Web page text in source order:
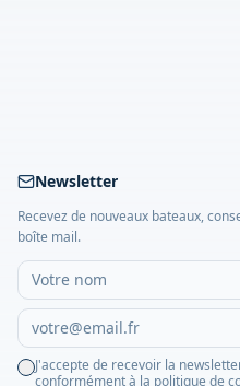
Newsletter
Recevez de nouveaux bateaux,
boîte mail.
J'accepte de recevoir la
conformément à la politique de